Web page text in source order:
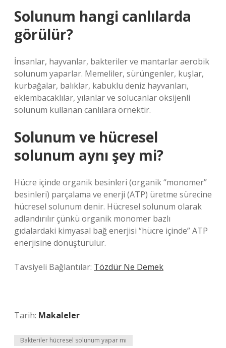
Solunum hangi canlılarda
görülür?
İnsanlar, hayvanlar, bakteriler ve mantarlar aerobik
solunum yaparlar. Memeliler, sürüngenler, kuşlar,
kurbağalar, balıklar, kabuklu deniz hayvanları,
eklembacaklılar, yılanlar ve solucanlar oksijenli
solunum kullanan canlılara örnektir.
Solunum ve hücresel
solunum aynı şey mi?
Hücre içinde organik besinleri (organik “monomer”
besinleri) parçalama ve enerji (ATP) üretme sürecine
hücresel solunum denir. Hücresel solunum olarak
adlandırılır çünkü organik monomer bazlı
gıdalardaki kimyasal bağ enerjisi “hücre içinde” ATP
enerjisine dönüştürülür.
Tavsiyeli Bağlantılar: Tözdür Ne Demek
Tarih: Makaleler
Bakteriler hücresel solunum yapar mı